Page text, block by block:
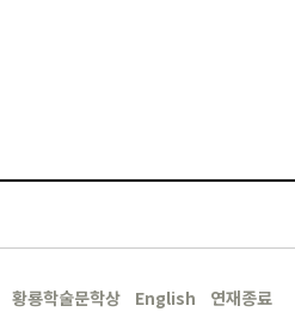
황룡학술문학상 English 연재종료